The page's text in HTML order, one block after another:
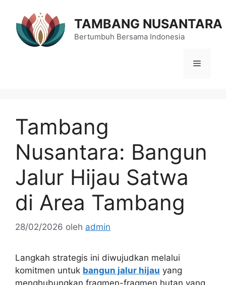
TAMBANG NUSANTARA
Bertumbuh Bersama Indonesia
Menu
Tambang
Nusantara: Bangun
Jalur Hijau Satwa
di Area Tambang
28/02/2026 oleh admin
Langkah strategis ini diwujudkan melalui
komitmen untuk bangun jalur hijau yang